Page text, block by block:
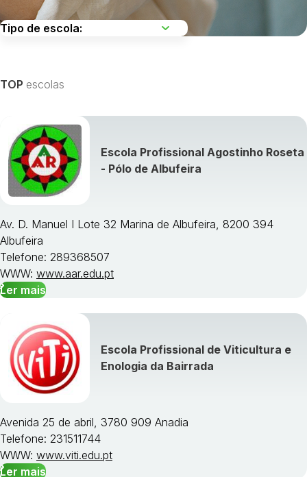
Visualizar todos os cursos »
TOP escolas
Escola Profissional Agostinho Roseta
- Pólo de Albufeira
Av. D. Manuel I Lote 32 Marina de Albufeira, 8200 394
Albufeira
Telefone: 289368507
WWW: www.aar.edu.pt
Ler mais
Escola Profissional de Viticultura e
Enologia da Bairrada
Avenida 25 de abril, 3780 909 Anadia
Telefone: 231511744
WWW: www.viti.edu.pt
Ler mais